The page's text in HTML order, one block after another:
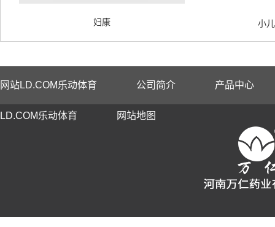
妇康 小
网站LD.COM乐动体育 公司简介 产品中心
LD.COM乐动体育 网站地图